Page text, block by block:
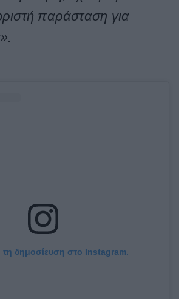
παράσταση για
τη δημοσίευση στο Instagram.